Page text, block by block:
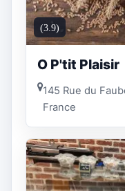
(3.9)
O P'tit Plaisir
145 Rue du
France